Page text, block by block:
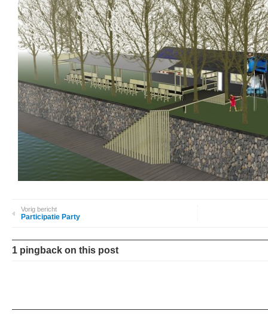
Vorig bericht
Participatie Party
1 pingback on this post